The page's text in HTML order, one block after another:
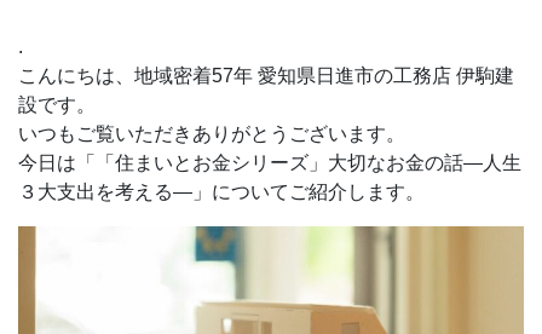
.
こんにちは、地域密着57年 愛知県日進市の工務店 伊駒建
設です。
いつもご覧いただきありがとうございます。
今日は「「住まいとお金シリーズ」大切なお金の話―人生
３大支出を考える―」についてご紹介します。